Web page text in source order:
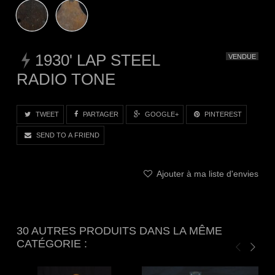
VENDUE
1930' LAP STEEL
RADIO TONE
TWEET PARTAGER GOOGLE+ PINTEREST
SEND TO A FRIEND
Ajouter à ma liste d'envies
30 AUTRES PRODUITS DANS LA MÊME
CATÉGORIE :